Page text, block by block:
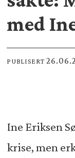
med
PUBLISERT
Ine Eriksen
krise, men